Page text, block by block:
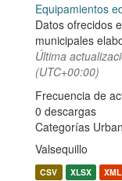
Equipamientos
Datos ofrecidos
municipales
Última
(UTC+00:00)
Frecuencia de
0 descargas
Categorías
Valsequillo
CSV XLSX XML